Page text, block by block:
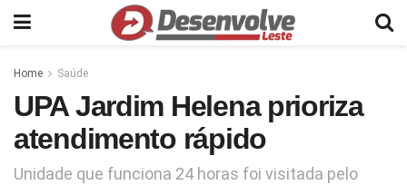
Home Saúde
UPA Jardim Helena prioriza
atendimento rápido
Unidade que funciona 24 horas foi visitada pelo